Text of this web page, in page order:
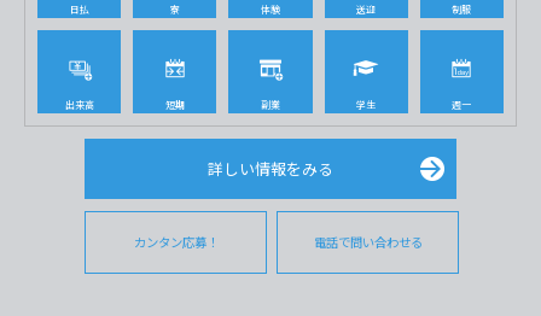
日払 寮 体験 送迎 制服
出来高 短期 副業 学生 週一
詳しい情報をみる
カンタン応募！ 電話で問い合わせる